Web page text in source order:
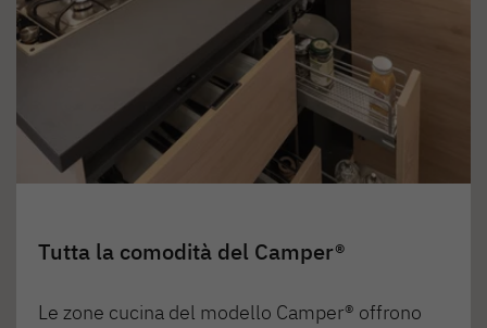
Tutta la comodità del Camper®
Le zone cucina del modello Camper® offrono